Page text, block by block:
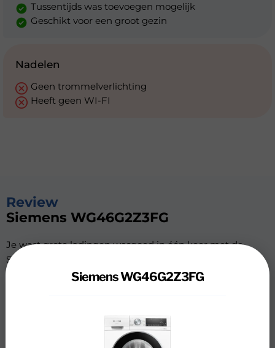
Tussentijds was toevoegen mogelijk
Geschikt voor een groot gezin
Nadelen
Geen trommelverlichting
Heeft geen WI-FI
Review
Siemens WG46G2Z3FG
Je wast grote ladingen wasgoed in één keer met de
Siemens WG46G2Z3FG wasmachine. Dankzij het
vulgewicht van 9 kilogram heb je genoeg ruimte voor
een stapel gekreukte shirts of overhemden in de kast
hangen? Het programma vermindert kreukels uit droge
Siemens WG46G2Z3FG